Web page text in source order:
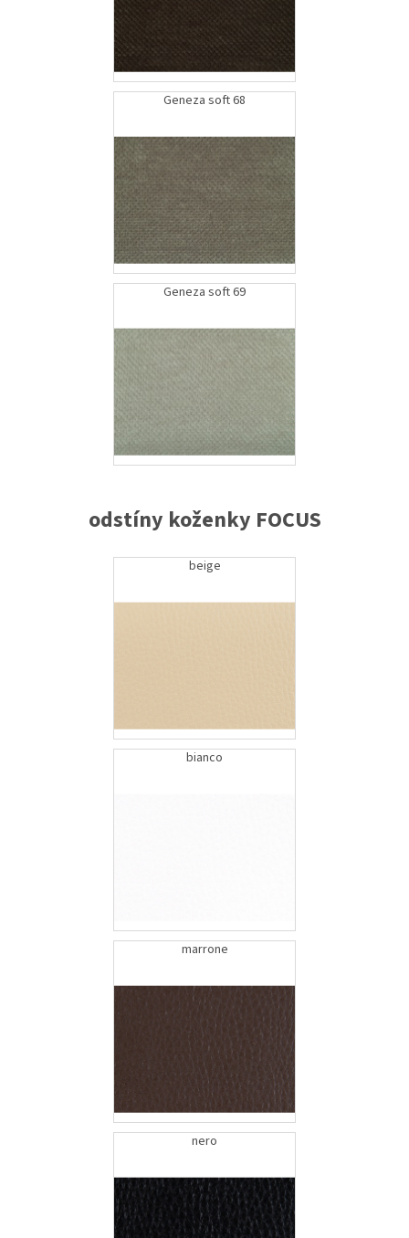
Geneza soft 68
Geneza soft 69
odstíny koženky FOCUS
beige
bianco
marrone
nero